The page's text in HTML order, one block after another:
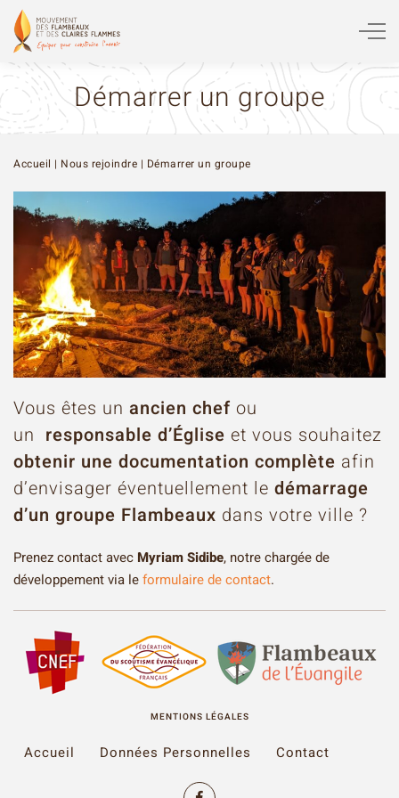
Démarrer un groupe
Accueil | Nous rejoindre | Démarrer un groupe
Vous êtes un ancien chef ou
un responsable d’Église et vous souhaitez
obtenir une documentation complète afin
d’envisager éventuellement le démarrage
d’un groupe Flambeaux dans votre ville ?
Prenez contact avec Myriam Sidibe, notre chargée de
développement via leformulaire de contact.
MENTIONS LÉGALES
Accueil Données Personnelles Contact